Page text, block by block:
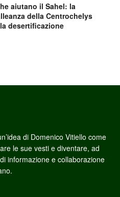
aiutano il Sahel: la
della Centrochelys
desertificazione
di Domenico Vitiello come
le sue vesti e diventare, ad
informazione e collaborazione